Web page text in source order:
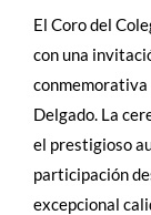
El Coro del
con una
Delgado. La
el prestigioso
participación
excepcional